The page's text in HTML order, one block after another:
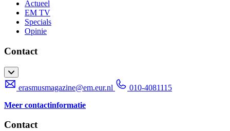
Actueel
EM TV
Specials
Opinie
Contact
erasmusmagazine@em.eur.nl
010-4081115
Meer contactinformatie
Contact